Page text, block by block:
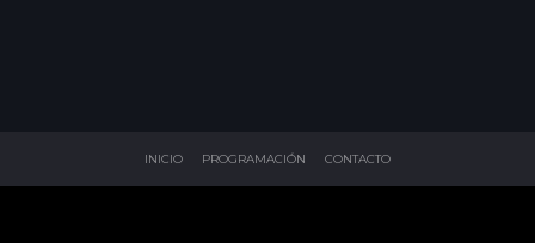
INICIO PROGRAMACIÓN CONTACTO